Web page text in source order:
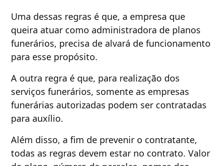
Uma dessas regras é que, a empresa que
queira atuar como administradora de planos
funerários, precisa de alvará de funcionamento
para esse propósito.
A outra regra é que, para realização dos
serviços funerários, somente as empresas
funerárias autorizadas podem ser contratadas
para auxílio.
Além disso, a fim de prevenir o contratante,
todas as regras devem estar no contrato. Valor